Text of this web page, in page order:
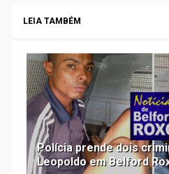
LEIA TAMBÉM
Polícia prende dois
Leopoldo em Belford